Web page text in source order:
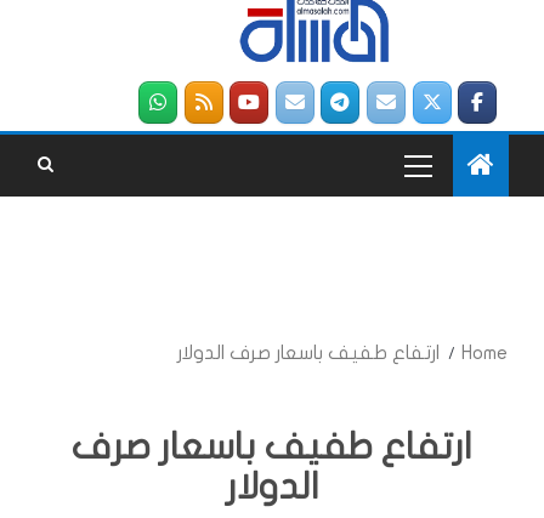
Home ارتفاع طفيف باسعار صرف الدولار
ارتفاع طفيف باسعار صرف
الدولار